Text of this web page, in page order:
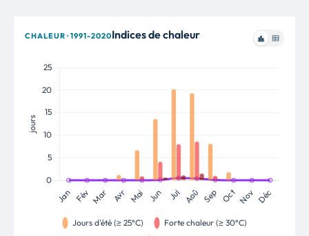
CHALEUR · 1991-2020Indices de chaleur